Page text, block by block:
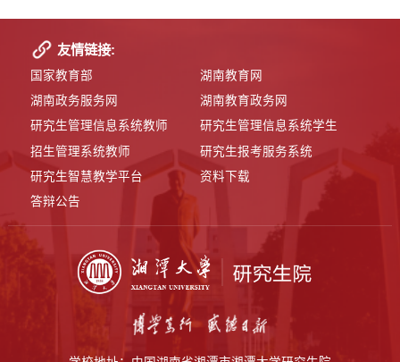
友情链接:
国家教育部
湖南教育网
湖南政务服务网
湖南教育政务网
研究生管理信息系统教师
研究生管理信息系统学生
招生管理系统教师
研究生报考服务系统
研究生智慧教学平台
资料下载
答辩公告